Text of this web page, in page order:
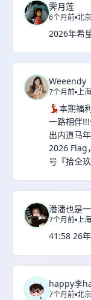
霁月莲
6个月前 北京
2026年希
Weeendy
7个月前 上海
💃🏽本期
一路相伴
出内道马
2026 Flag
号『拾全
潘潘也是
7个月前 上海
41:58 26
happy李
7个月前 北京